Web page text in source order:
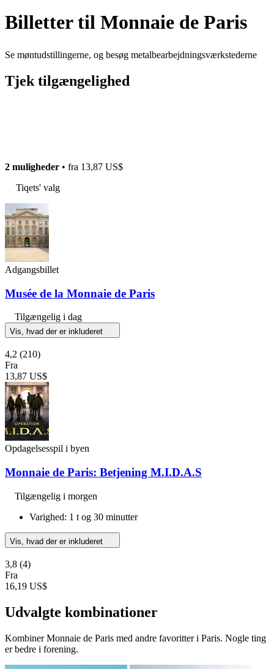
Billetter til Monnaie de Paris
Se møntudstillingerne, og besøg metalbearbejdningsværkstederne
Tjek tilgængelighed
2 muligheder • fra 13,87 US$
Tiqets' valg
Adgangsbillet
Musée de la Monnaie de Paris
Tilgængelig i dag
Vis, hvad der er inkluderet
4,2 (210)
Fra
13,87 US$
Opdagelsesspil i byen
Monnaie de Paris: Betjening M.I.D.A.S
Tilgængelig i morgen
Varighed: 1 t og 30 minutter
Vis, hvad der er inkluderet
3,8 (4)
Fra
16,19 US$
Udvalgte kombinationer
Kombiner Monnaie de Paris med andre favoritter i Paris. Nogle ting
er bedre i forening.